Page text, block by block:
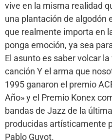
vive en la misma realidad
una plantación de algodón
que realmente importa en
ponga emoción, ya sea
El asunto es saber volcar
canción Y el arma que
1995 ganaron el premio
Año» y el Premio Konex
bandas de Jazz de la
producidas artísticamente
Pablo Guyot.